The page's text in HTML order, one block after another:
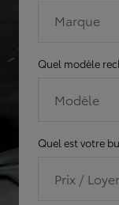
Marque
Quel modèle
Modèle
Quel est votre
Prix / Loyer